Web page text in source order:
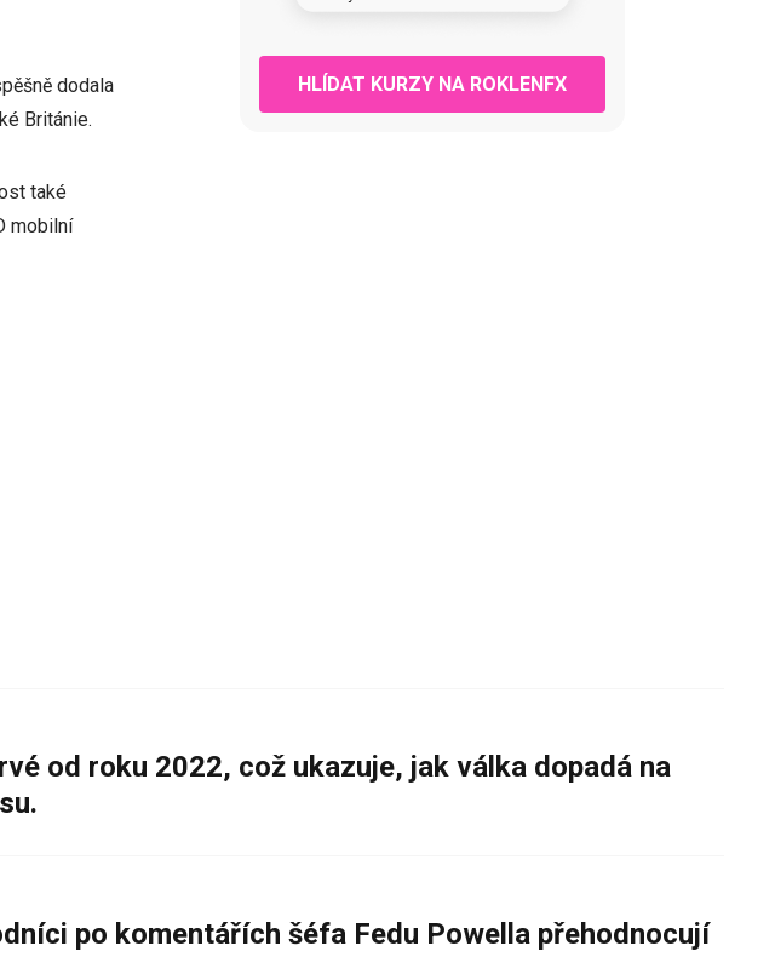
dodala
Británie.
také
mobilní
HLÍDAT KURZY NA ROKLENFX
od roku 2022, což ukazuje, jak válka dopadá na
po komentářích šéfa Fedu Powella přehodnocují